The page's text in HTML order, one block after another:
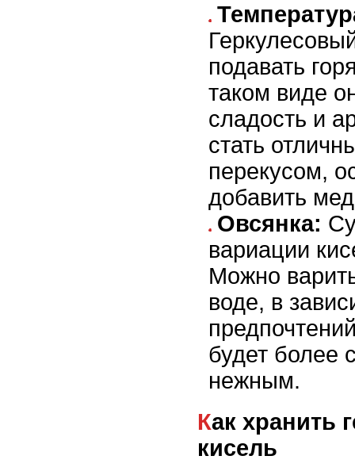
подавать
таком виде
сладость и
стать
перекусом,
добавить
Овсянка:
вариации
Можно
воде, в
будет более
нежным.
Как хранить геркулесовый
кисель